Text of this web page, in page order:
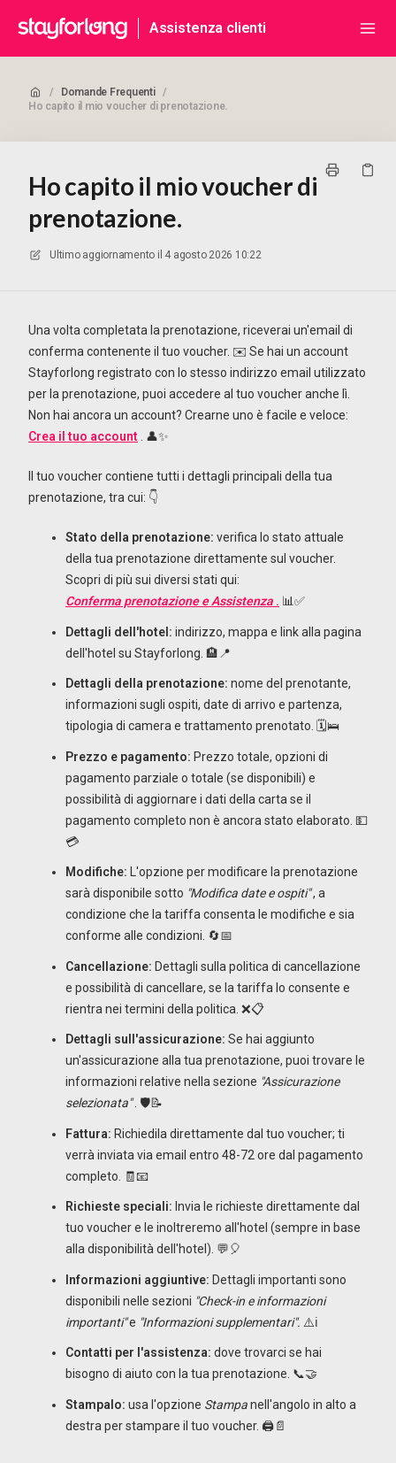
Assistenza clienti
/ Domande Frequenti /
Ho capito il mio voucher di prenotazione.
Ho capito il mio voucher di
prenotazione.
Ultimo aggiornamento il 4 agosto 2026 10:22
Una volta completata la prenotazione, riceverai un'email di
conferma contenente il tuo voucher. ✉️ Se hai un account
Stayforlong registrato con lo stesso indirizzo email utilizzato
per la prenotazione, puoi accedere al tuo voucher anche lì.
Non hai ancora un account? Crearne uno è facile e veloce:
Crea il tuo account . 👤✨
Il tuo voucher contiene tutti i dettagli principali della tua
prenotazione, tra cui: 👇
Stato della prenotazione: verifica lo stato attuale
della tua prenotazione direttamente sul voucher.
Scopri di più sui diversi stati qui:
Conferma prenotazione e Assistenza . 📊✅
Dettagli dell'hotel: indirizzo, mappa e link alla pagina
dell'hotel su Stayforlong. 🏨📍
Dettagli della prenotazione: nome del prenotante,
informazioni sugli ospiti, date di arrivo e partenza,
tipologia di camera e trattamento prenotato. 🗓️🛌
Prezzo e pagamento: Prezzo totale, opzioni di
pagamento parziale o totale (se disponibili) e
possibilità di aggiornare i dati della carta se il
pagamento completo non è ancora stato elaborato. 💵
💳
Modifiche: L'opzione per modificare la prenotazione
sarà disponibile sotto "Modifica date e ospiti", a
condizione che la tariffa consenta le modifiche e sia
conforme alle condizioni. 🔄📅
Cancellazione: Dettagli sulla politica di cancellazione
e possibilità di cancellare, se la tariffa lo consente e
rientra nei termini della politica. ❌📋
Dettagli sull'assicurazione: Se hai aggiunto
un'assicurazione alla tua prenotazione, puoi trovare le
informazioni relative nella sezione "Assicurazione
selezionata". 🛡️📝
Fattura: Richiedila direttamente dal tuo voucher; ti
verrà inviata via email entro 48-72 ore dal pagamento
completo. 🧾📧
Richieste speciali: Invia le richieste direttamente dal
tuo voucher e le inoltreremo all'hotel (sempre in base
alla disponibilità dell'hotel). 💬🎈
Informazioni aggiuntive: Dettagli importanti sono
disponibili nelle sezioni "Check-in e informazioni
importanti"e "Informazioni supplementari". ⚠️ℹ️
Contatti per l'assistenza: dove trovarci se hai
bisogno di aiuto con la tua prenotazione. 📞🤝
Stampalo: usa l'opzione Stampanell'angolo in alto a
destra per stampare il tuo voucher. 🖨️📄